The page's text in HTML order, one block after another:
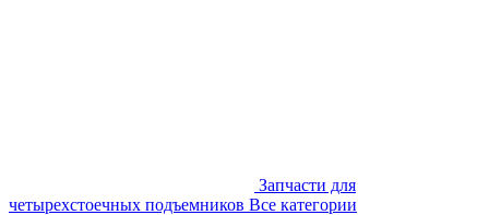
Запчасти для
четырехстоечных подъемников Все категории